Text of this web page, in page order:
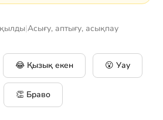
|Асығу, аптығу, асықпау
😂 Қызық екен 😮 Уау
👏 Браво